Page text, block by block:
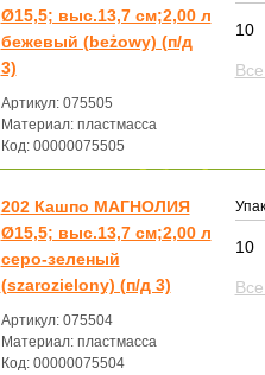
Ø15,5; выс.13,7 см;2,00 л
бежевый (beżowy) (п/д
3)
Артикул: 075505
Материал: пластмасса
Код: 00000075505
10
202 Кашпо МАГНОЛИЯ
Ø15,5; выс.13,7 см;2,00 л
серо-зеленый
(szarozielony) (п/д 3)
Артикул: 075504
Материал: пластмасса
Код: 00000075504
10